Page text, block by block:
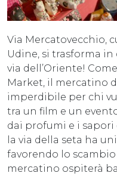
Via Mercatovecchio,
Udine, si trasforma in
via dell’Oriente!
Market, il mercatino
imperdibile per chi
tra un film e un
dai profumi e i sapori
la via della seta ha
favorendo lo scambio
mercatino ospiterà